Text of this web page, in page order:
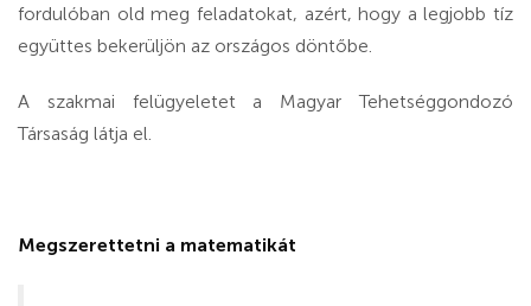
fordulóban old meg feladatokat, azért, hogy a legjobb tíz
együttes bekerüljön az országos döntőbe.
A szakmai felügyeletet a Magyar Tehetséggondozó
Társaság látja el.
Megszerettetni a matematikát